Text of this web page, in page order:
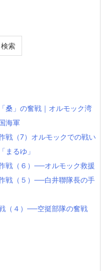
検索
桑」の奮戦｜オルモック湾
海軍
戦（7）オルモックでの戦い
るゆ」
戦（６）──オルモック救援
戦（５）──白井聯隊長の手
（４）──空挺部隊の奮戦